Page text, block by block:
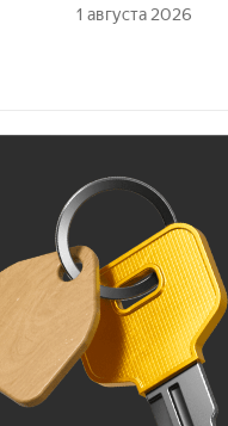
1 августа 2026